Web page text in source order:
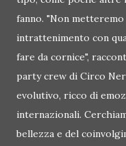
fanno. "Non
intrattenimento con
fare da cornice",
party crew di Circo
evolutivo, ricco di
internazionali.
bellezza e del